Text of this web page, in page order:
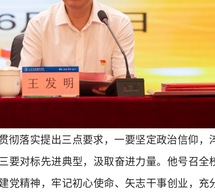
彻落实提出三点要求，一要坚定政治信仰，
要对标先进典型，汲取奋进力量。他号召全
党精神，牢记初心使命、矢志干事创业，充